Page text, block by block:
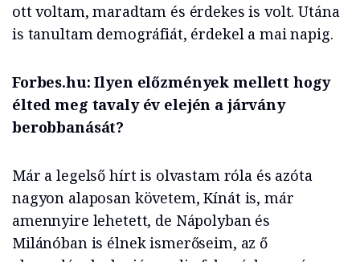
ott voltam, maradtam és érdekes is volt. Utána
is tanultam demográfiát, érdekel a mai napig.
Forbes.hu: Ilyen előzmények mellett hogy
élted meg tavaly év elején a járvány
berobbanását?
Már a legelső hírt is olvastam róla és azóta
nagyon alaposan követem, Kínát is, már
amennyire lehetett, de Nápolyban és
Milánóban is élnek ismerőseim, az ő